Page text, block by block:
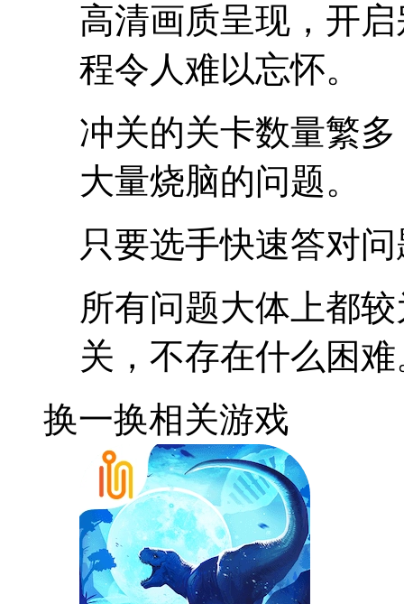
高清画质呈现，开
程令人难以忘怀。
冲关的关卡数量繁
大量烧脑的问题。
只要选手快速答对
所有问题大体上都
关，不存在什么困难
换一换相关游戏